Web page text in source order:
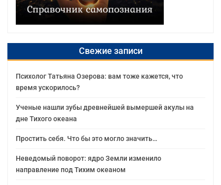
Свежие записи
Психолог Татьяна Озерова: вам тоже кажется, что
время ускорилось?
Ученые нашли зубы древнейшей вымершей акулы на
дне Тихого океана
Простить себя. Что бы это могло значить…
Неведомый поворот: ядро Земли изменило
направление под Тихим океаном